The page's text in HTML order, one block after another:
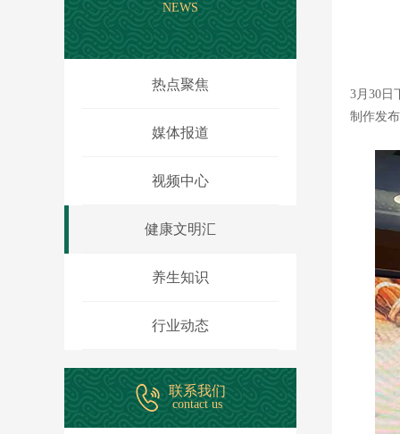
NEWS
热点聚焦
媒体报道
视频中心
健康文明汇
养生知识
行业动态
联系我们
contact us
3月30日
制作发